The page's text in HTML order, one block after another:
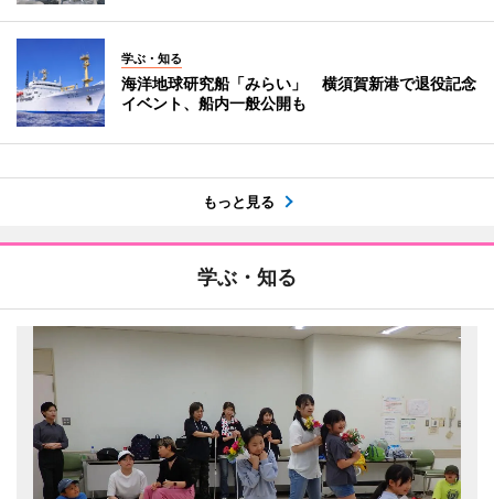
学ぶ・知る
海洋地球研究船「みらい」 横須賀新港で退役記念
イベント、船内一般公開も
もっと見る
学ぶ・知る